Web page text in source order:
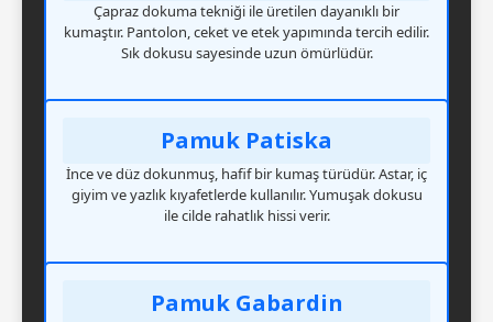
Çapraz dokuma tekniği ile üretilen dayanıklı bir
kumaştır. Pantolon, ceket ve etek yapımında tercih edilir.
Sık dokusu sayesinde uzun ömürlüdür.
Pamuk Patiska
İnce ve düz dokunmuş, hafif bir kumaş türüdür. Astar, iç
giyim ve yazlık kıyafetlerde kullanılır. Yumuşak dokusu
ile cilde rahatlık hissi verir.
Pamuk Gabardin